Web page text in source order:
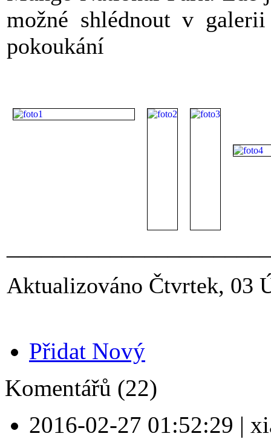
možné shlédnout v
pokoukání
Aktualizováno Čtvrtek, 03
Přidat Nový
Komentářů (22)
2016-02-27 01:52:29 |